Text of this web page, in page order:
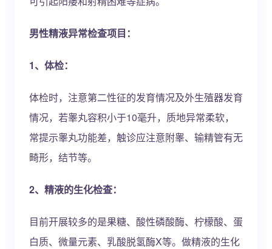
男性精液异常检查项目：
1、体检：
体检时，注意第二性征的发育情况及外生殖器发育
情况，若睾丸容积小于10毫升，质地异常柔软，
常提示睾丸功能差，触诊应注意附睾、输精管有无
畸形，结节等。
2、精液的生化检查：
目前开展较多的是果糖、酸性磷酸酶、柠檬酸、蛋
白质、微量元素、乳酸脱氢酶X等。做精液的生化